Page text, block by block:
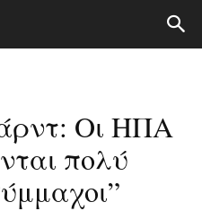
Οι ΗΠΑ
πολύ